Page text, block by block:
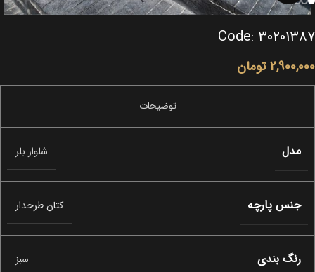
Code: 30201387
2,900,000 تومان
مدل شلوار بلر
جنس پارچه کتان طرحدار
رنگ بندی سبز